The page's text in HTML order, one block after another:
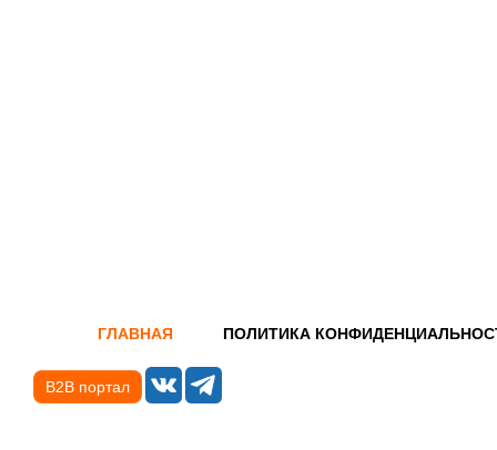
ГЛАВНАЯ ПОЛИТИКА
B2B портал